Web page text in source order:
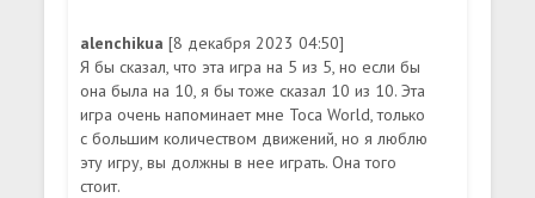
alenchikua[8 декабря 2023 04:50]
Я бы сказал, что эта игра на 5 из 5, но если бы
она была на 10, я бы тоже сказал 10 из 10. Эта
игра очень напоминает мне Toca World, только
с большим количеством движений, но я люблю
эту игру, вы должны в нее играть. Она того
стоит.